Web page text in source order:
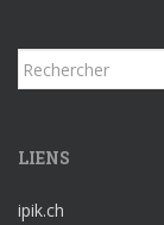
Rechercher...
LIENS
ipik.ch